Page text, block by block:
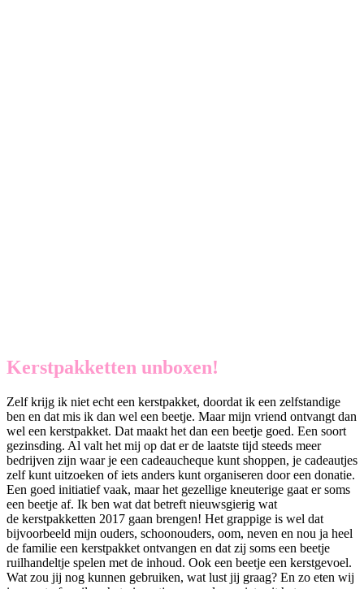
Kerstpakketten unboxen!
Zelf krijg ik niet echt een kerstpakket, doordat ik een zelfstandige
ben en dat mis ik dan wel een beetje. Maar mijn vriend ontvangt dan
wel een kerstpakket. Dat maakt het dan een beetje goed. Een soort
gezinsding. Al valt het mij op dat er de laatste tijd steeds meer
bedrijven zijn waar je een cadeaucheque kunt shoppen, je cadeautjes
zelf kunt uitzoeken of iets anders kunt organiseren door een donatie.
Een goed initiatief vaak, maar het gezellige kneuterige gaat er soms
een beetje af. Ik ben wat dat betreft nieuwsgierig wat
de kerstpakketten 2017 gaan brengen! Het grappige is wel dat
bijvoorbeeld mijn ouders, schoonouders, oom, neven en nou ja heel
de familie een kerstpakket ontvangen en dat zij soms een beetje
ruilhandeltje spelen met de inhoud. Ook een beetje een kerstgevoel.
Wat zou jij nog kunnen gebruiken, wat lust jij graag? En zo eten wij